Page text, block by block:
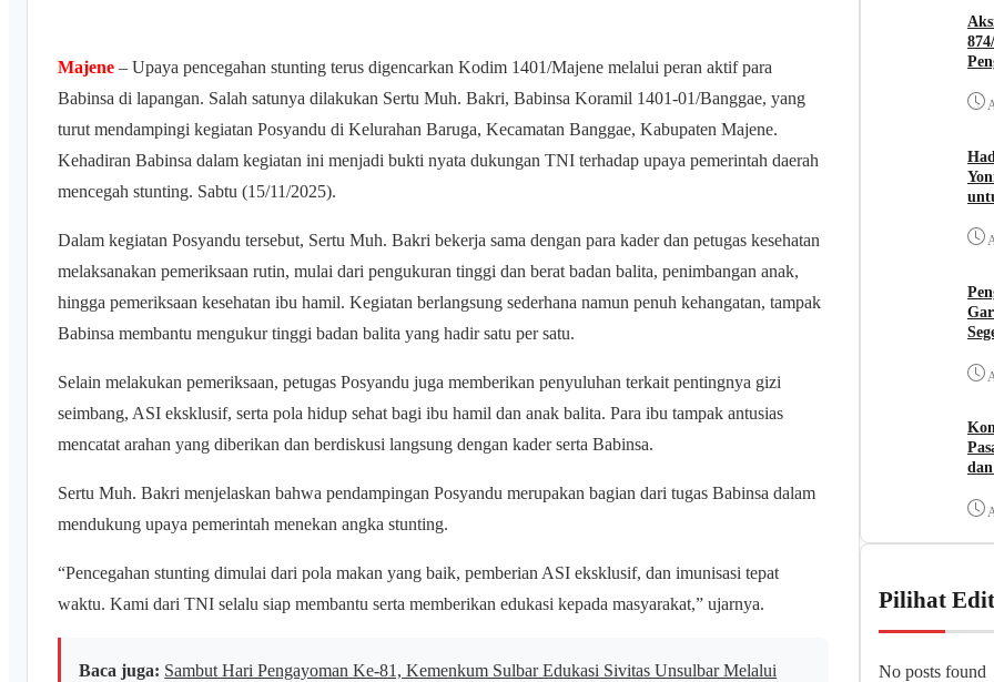
Majene – Upaya pencegahan stunting terus digencarkan Kodim 1401/Majene melalui peran aktif para
Babinsa di lapangan. Salah satunya dilakukan Sertu Muh. Bakri, Babinsa Koramil 1401-01/Banggae, yang
turut mendampingi kegiatan Posyandu di Kelurahan Baruga, Kecamatan Banggae, Kabupaten Majene.
Kehadiran Babinsa dalam kegiatan ini menjadi bukti nyata dukungan TNI terhadap upaya pemerintah daerah
mencegah stunting. Sabtu (15/11/2025).
Dalam kegiatan Posyandu tersebut, Sertu Muh. Bakri bekerja sama dengan para kader dan petugas kesehatan
melaksanakan pemeriksaan rutin, mulai dari pengukuran tinggi dan berat badan balita, penimbangan anak,
hingga pemeriksaan kesehatan ibu hamil. Kegiatan berlangsung sederhana namun penuh kehangatan, tampak
Babinsa membantu mengukur tinggi badan balita yang hadir satu per satu.
Selain melakukan pemeriksaan, petugas Posyandu juga memberikan penyuluhan terkait pentingnya gizi
seimbang, ASI eksklusif, serta pola hidup sehat bagi ibu hamil dan anak balita. Para ibu tampak antusias
mencatat arahan yang diberikan dan berdiskusi langsung dengan kader serta Babinsa.
Sertu Muh. Bakri menjelaskan bahwa pendampingan Posyandu merupakan bagian dari tugas Babinsa dalam
mendukung upaya pemerintah menekan angka stunting.
“Pencegahan stunting dimulai dari pola makan yang baik, pemberian ASI eksklusif, dan imunisasi tepat
waktu. Kami dari TNI selalu siap membantu serta memberikan edukasi kepada masyarakat,” ujarnya.
Baca juga: Sambut Hari Pengayoman Ke-81, Kemenkum Sulbar Edukasi Sivitas Unsulbar Melalui
Pilihat
No posts found